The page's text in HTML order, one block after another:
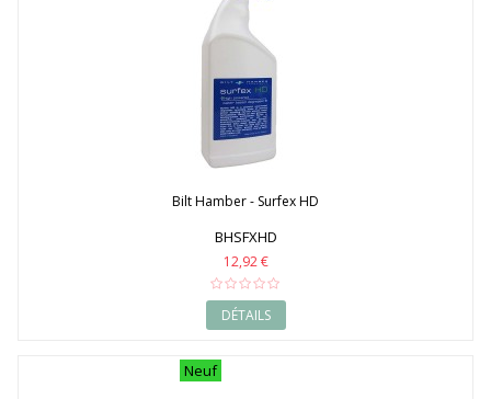
Bilt Hamber - Surfex HD
BHSFXHD
12,92 €
DÉTAILS
Neuf